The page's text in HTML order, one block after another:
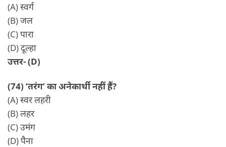
(A) स्वर्ग
(B) जल
(C) पारा
(D) दूल्हा
उत्तर- (D)
(74) ‘तरंग’ का अनेकार्थी नहीं हैं?
(A) स्वर लहरी
(B) लहर
(C) उमंग
(D) पैना